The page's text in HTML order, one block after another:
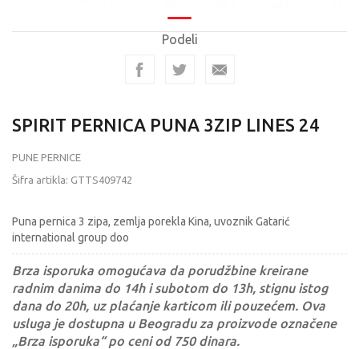
Podeli
SPIRIT PERNICA PUNA 3ZIP LINES 24
PUNE PERNICE
Šifra artikla: GTTS409742
Puna pernica 3 zipa, zemlja porekla Kina, uvoznik Gatarić
international group doo
Brza isporuka omogućava da porudžbine kreirane
radnim danima do 14h i subotom do 13h, stignu istog
dana do 20h, uz plaćanje karticom ili pouzećem. Ova
usluga je dostupna u Beogradu za proizvode označene
„Brza isporuka“ po ceni od 750 dinara.